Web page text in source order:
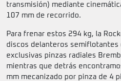
transmisión) mediante
107 mm de recorrido.
Para frenar estos 294 kg, la
discos delanteros semiflotantes
exclusivas pinzas radiales
mientras que detrás
mm mecanizado por pinza de 4